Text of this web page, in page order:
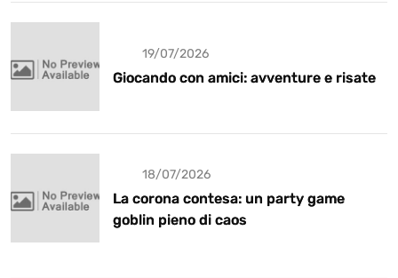
19/07/2026
Giocando con amici: avventure e risate
18/07/2026
La corona contesa: un party game
goblin pieno di caos